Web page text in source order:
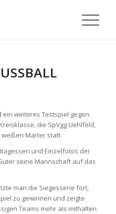
weiteres Testspiel gegen
die SpVgg Uehlfeld,
Marter statt.
und Einzelfotos der
seine Mannschaft auf das
man die Siegesserie fort,
zu gewinnen und zeigte
Teams mehr als mithalten